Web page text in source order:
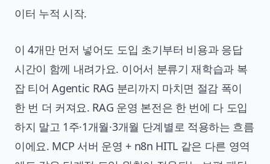
이터 누적 시작.
이 4개만 먼저 넣어도 도입 초기부터 비용과 응답
시간이 함께 내려가요. 이어서 분류기 재학습과 복
잡 티어 Agentic RAG 분리까지 마치면 절감 폭이
한 번 더 커져요. RAG 운영 본전은 한 번에 다 도입
하지 말고 1주·1개월·3개월 단계별로 적용하는 흐름
이에요. MCP 서버 운영 + n8n HITL 같은 다른 영역